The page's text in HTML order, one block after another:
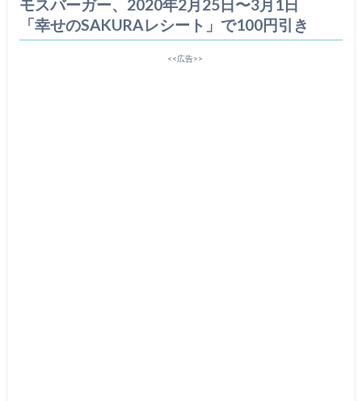
モスバーガー、2020年2月25日〜3月1日
「幸せのSAKURAレシート」で100円引き
<<広告>>